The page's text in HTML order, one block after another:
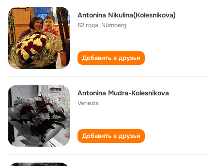
Antonina Nikulina(Kolesnikova)
62 года, Nürnberg
Добавить в друзья
Antonina Mudra-Kolesnikova
Venezia
Добавить в друзья